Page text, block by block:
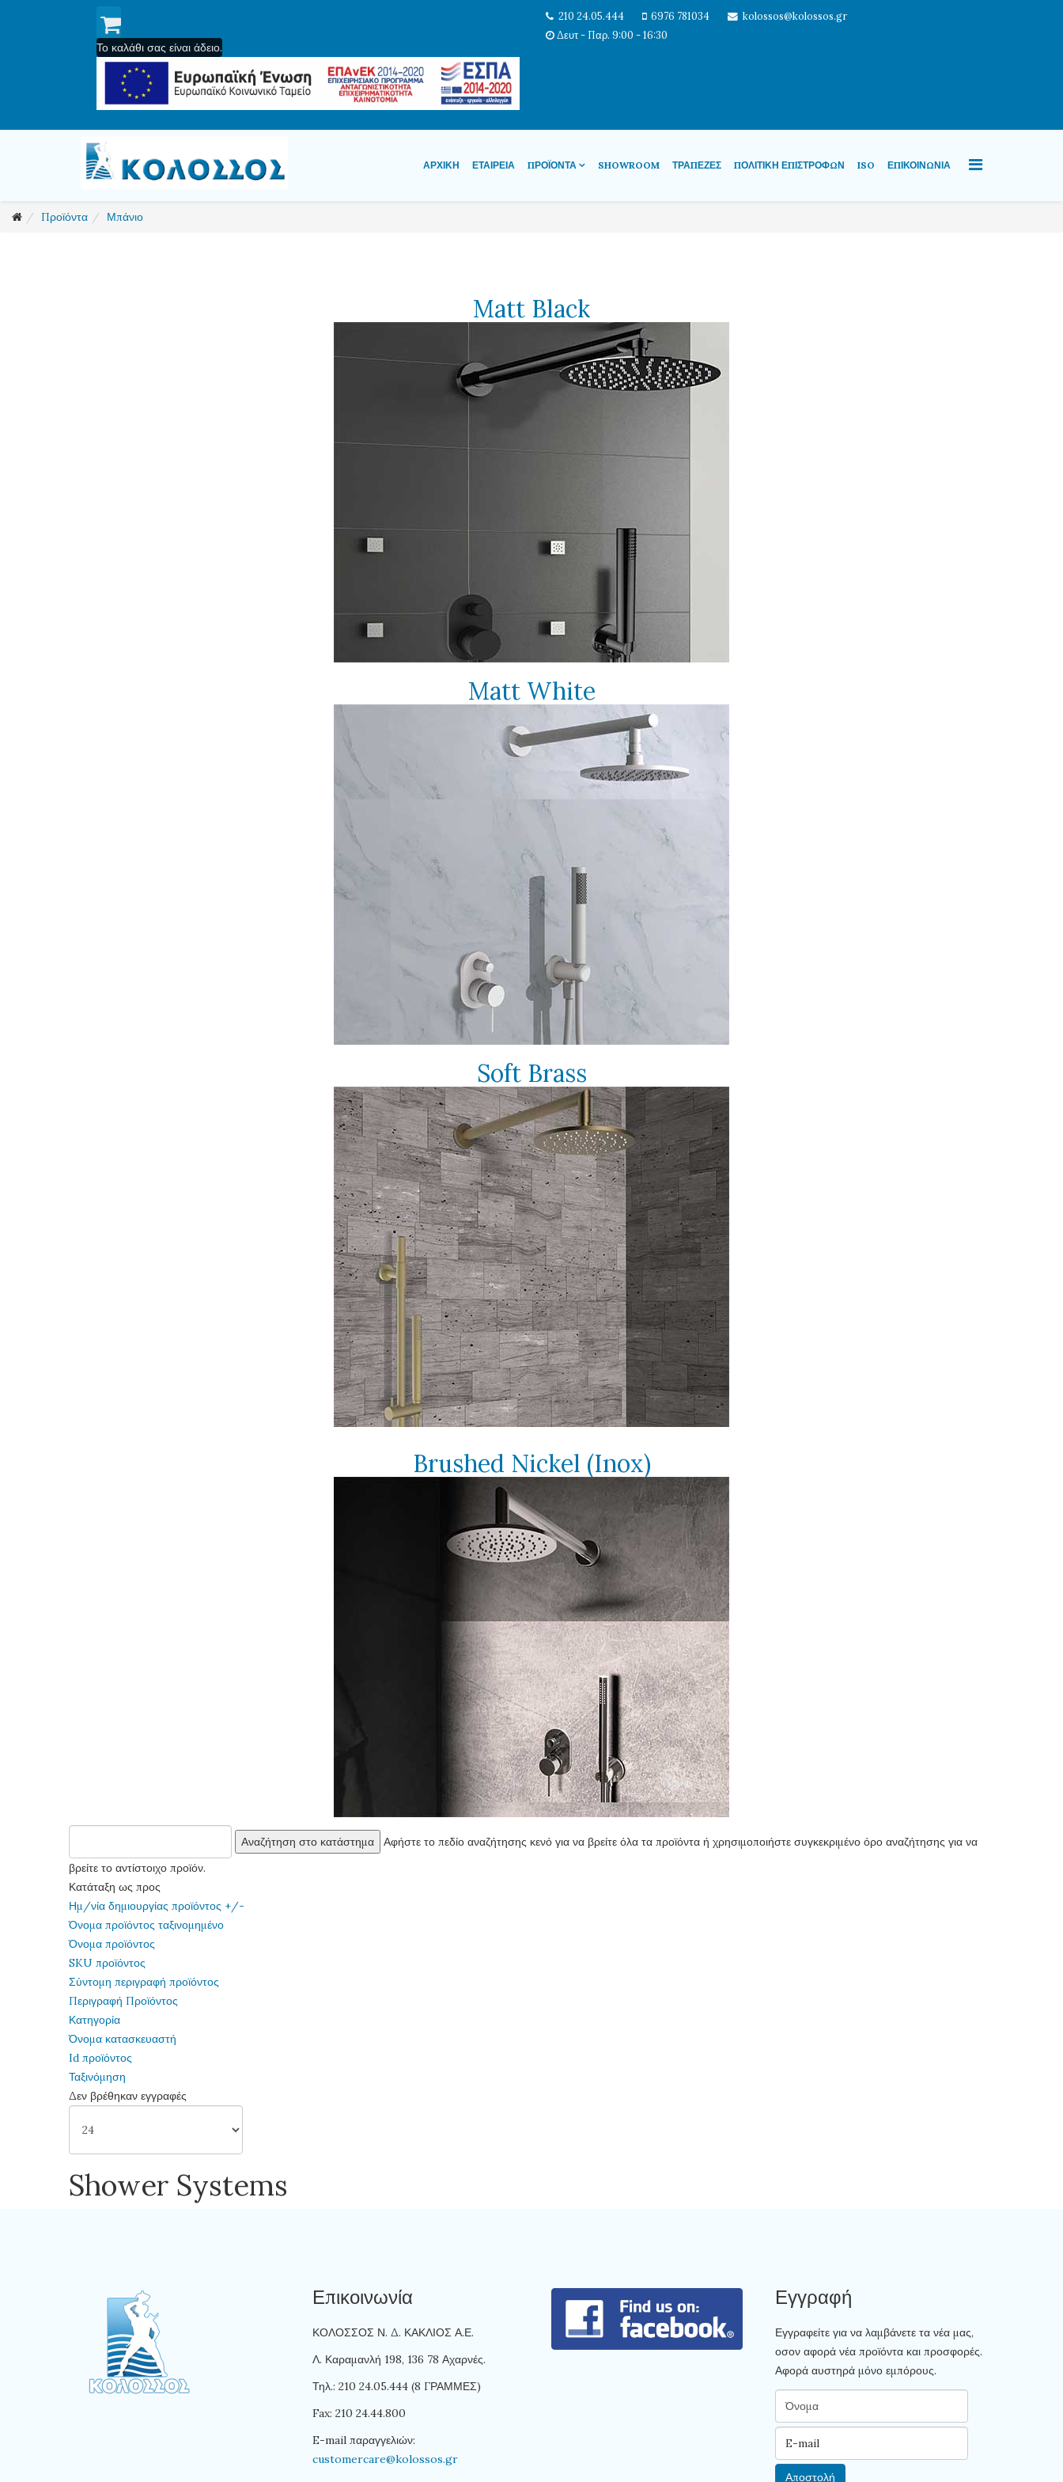
Το καλάθι σας είναι άδειο.
210 24.05.444 6976 781034
kolossos@kolossos.gr
Δευτ - Παρ. 9:00 - 16:30
ΑΡΧΙΚΉ ΕΤΑΙΡΕΊΑ ΠΡΟΪΌΝΤΑ SHOWROOM ΤΡΆΠΕΖΕΣ ΠΟΛΙΤΙΚΉ ΕΠΙΣΤΡΟΦΏΝ ISO ΕΠΙΚΟΙΝΩΝΊΑ
Προϊόντα Μπάνιο
Matt Black
Matt White
Soft Brass
Brushed Nickel (Inox)
Αφήστε το πεδίο αναζήτησης κενό για να βρείτε όλα τα προϊόντα ή χρησιμοποιήστε συγκεκριμένο όρο αναζήτησης για να
βρείτε το αντίστοιχο προϊόν.
Κατάταξη ως προς
Ημ/νία δημιουργίας προϊόντος +/-
Όνομα προϊόντος ταξινομημένο
Όνομα προϊόντος
SKU προϊόντος
Σύντομη περιγραφή προϊόντος
Περιγραφή Προϊόντος
Κατηγορία
Όνομα κατασκευαστή
Id προϊόντος
Ταξινόμηση
Δεν βρέθηκαν εγγραφές
Shower Systems
Επικοινωνία
ΚΟΛΟΣΣΟΣ Ν. Δ. ΚΑΚΛΙΟΣ Α.Ε.
Λ. Καραμανλή 198, 136 78 Αχαρνές.
Τηλ.: 210 24.05.444 (8 ΓΡΑΜΜΕΣ)
Fax: 210 24.44.800
E-mail παραγγελιών:
customercare@kolossos.gr
Εγγραφή
Εγγραφείτε για να λαμβάνετε τα νέα μας,
οσον αφορά νέα προϊόντα και προσφορές.
Αφορά αυστηρά μόνο εμπόρους.